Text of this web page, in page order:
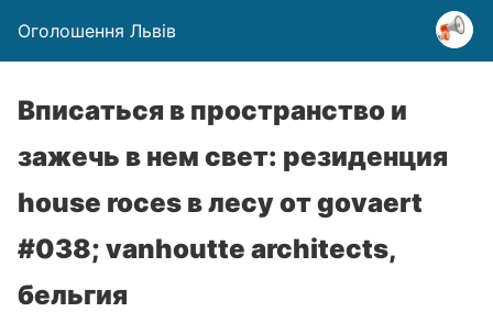
Оголошення Львів
Вписаться в пространство и
зажечь в нем свет: резиденция
house roces в лесу от govaert
#038; vanhoutte architects,
бельгия